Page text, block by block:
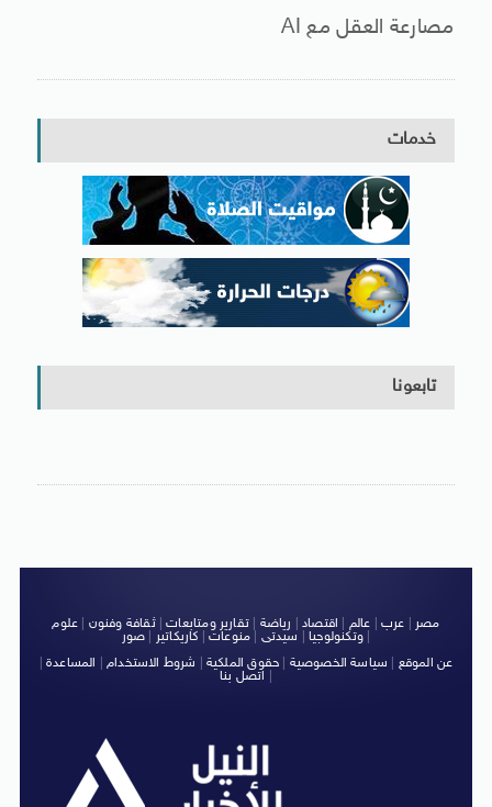
مصارعة العقل مع AI
خدمات
تابعونا
مصر عرب عالم اقتصاد رياضة |تقارير ومتابعات|ثقافة وفنون
علوم
وتكنولوجيا| سيدتى منوعات كاريكاتير صور
|
عن الموقع
سياسة الخصوصية حقوق الملكية شروط الاستخدام| المساعدة|
اتصل بنا